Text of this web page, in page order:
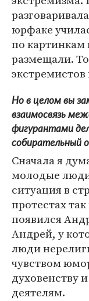
юрфаке
по
размещали.
экстремистов
Но в целом вы
взаимосвязь
фигурантами
собирательный
Сначала я
молодые
ситуация в
протестах
появился
Андрей, у
люди
чувством
духовенству
деятелям.